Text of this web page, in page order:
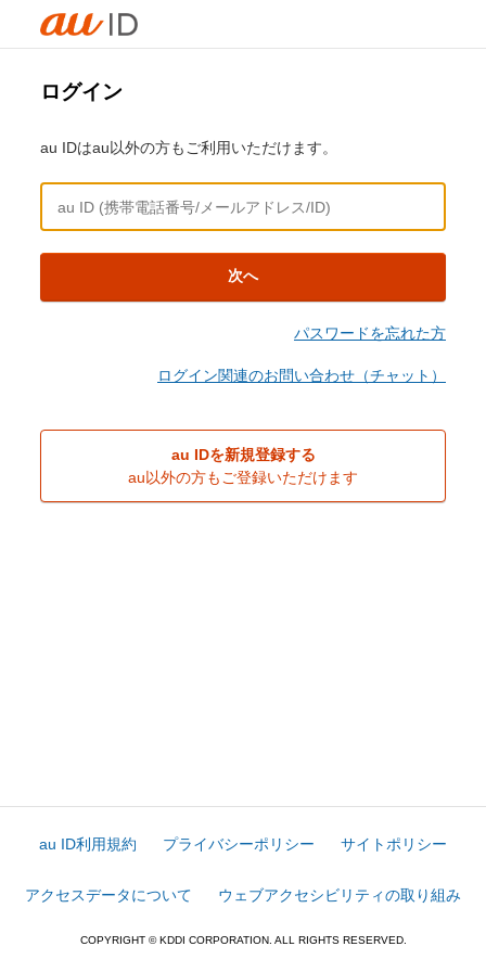
ログイン
au IDはau以外の方もご利用いただけます。
次へ
パスワードを忘れた方
ログイン関連のお問い合わせ（チャット）
au IDを新規登録する
au以外の方もご登録いただけます
au ID利用規約 プライバシーポリシー サイトポリシー
アクセスデータについて ウェブアクセシビリティの取り組み
COPYRIGHT © KDDI CORPORATION. ALL RIGHTS RESERVED.